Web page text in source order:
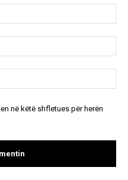
në këtë shfletues për herën